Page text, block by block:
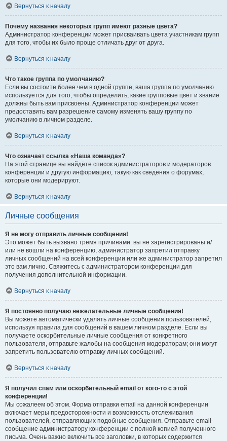
Вернуться к началу
Почему названия некоторых групп имеют разные цвета?
Администратор конференции может присваивать цвета участникам групп
для того, чтобы их было проще отличать друг от друга.
Вернуться к началу
Что такое группа по умолчанию?
Если вы состоите более чем в одной группе, ваша группа по умолчанию
используется для того, чтобы определить, какие групповые цвет и звание
должны быть вам присвоены. Администратор конференции может
предоставить вам разрешение самому изменять вашу группу по
умолчанию в личном разделе.
Вернуться к началу
Что означает ссылка «Наша команда»?
На этой странице вы найдёте список администраторов и модераторов
конференции и другую информацию, такую как сведения о форумах,
которые они модерируют.
Вернуться к началу
Личные сообщения
Я не могу отправить личные сообщения!
Это может быть вызвано тремя причинами: вы не зарегистрированы и/
или не вошли на конференцию, администратор запретил отправку
личных сообщений на всей конференции или же администратор запретил
это вам лично. Свяжитесь с администратором конференции для
получения дополнительной информации.
Вернуться к началу
Я постоянно получаю нежелательные личные сообщения!
Вы можете автоматически удалять личные сообщения пользователей,
используя правила для сообщений в вашем личном разделе. Если вы
получаете оскорбительные личные сообщения от конкретного
пользователя, отправьте жалобы на сообщения модераторам; они могут
запретить пользователю отправку личных сообщений.
Вернуться к началу
Я получил спам или оскорбительный email от кого-то с этой
конференции!
Мы сожалеем об этом. Форма отправки email на данной конференции
включает меры предосторожности и возможность отслеживания
пользователей, отправляющих подобные сообщения. Отправьте email-
сообщение администратору конференции с полной копией полученного
письма. Очень важно включить все заголовки, в которых содержится